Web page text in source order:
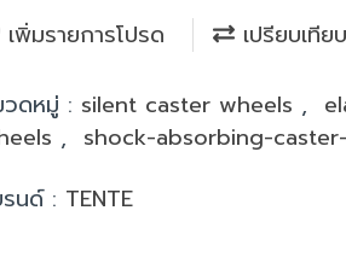
เพิ่มรายการโปรด เปรียบเทียบ
ดหมู่ : silent caster wheels ,
, shock-absorbing-
นด์ : TENTE